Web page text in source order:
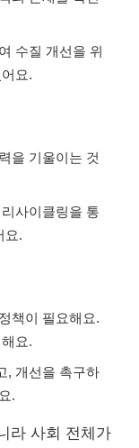
수질 개선을 위
요.
을 기울이는 것
사이클링을 통
요.
책이 필요해요.
요.
, 개선을 촉구하
.
라 사회 전체가